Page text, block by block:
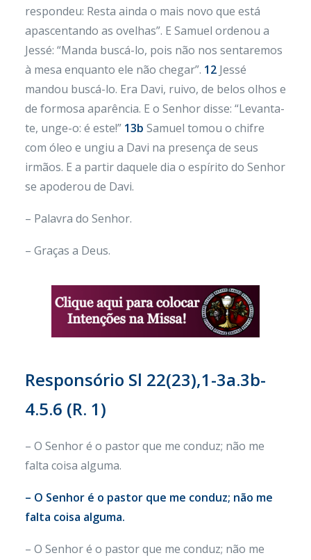
respondeu: Resta ainda o mais novo que está
apascentando as ovelhas”. E Samuel ordenou a
Jessé: “Manda buscá-lo, pois não nos sentaremos
à mesa enquanto ele não chegar”. 12 Jessé
mandou buscá-lo. Era Davi, ruivo, de belos olhos e
de formosa aparência. E o Senhor disse: “Levanta-
te, unge-o: é este!” 13b Samuel tomou o chifre
com óleo e ungiu a Davi na presença de seus
irmãos. E a partir daquele dia o espírito do Senhor
se apoderou de Davi.
– Palavra do Senhor.
– Graças a Deus.
Responsório Sl 22(23),1-3a.3b-
4.5.6 (R. 1)
– O Senhor é o pastor que me conduz; não me
falta coisa alguma.
– O Senhor é o pastor que me conduz; não me
falta coisa alguma.
– O Senhor é o pastor que me conduz; não me